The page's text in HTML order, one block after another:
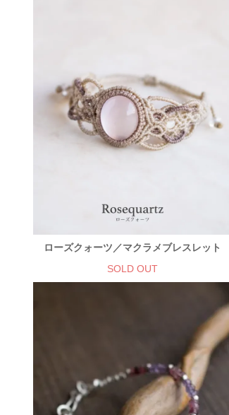
ローズクォーツ／マクラメブレスレット
SOLD OUT